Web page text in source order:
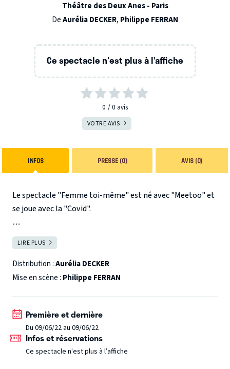
Théâtre des Deux Anes - Paris
DeAurélia DECKER, Philippe FERRAN
Ce spectacle n'est plus à l’affiche
0 0 avis
VOTRE AVIS
INFOS PRESSE (0) AVIS (0)
Le spectacle "Femme toi-même" est né avec "Meetoo" et
se joue avec la "Covid".
Il a été cinq fois répété, annulé, reporté, re-répété.
Aurélia a trouvé le temps de déménager, de se marier et
d’avoir une petite fille. Le monde a changé, les femmes
ont changé, Aurélia aussi a changé... Et le spectacle ?
sketches et visuel ! Un humour à mi-chemin entre
Jacqueline Maillan et Marlène Schiappa !
Le seul vaccin efficace contre la morosité !
LIRE PLUS
Distribution :Aurélia DECKER
Mise en scène : Philippe FERRAN
Première et dernière
Du 09/06/22 au 09/06/22
Infos et réservations
Ce spectacle n'est plus à l’affiche